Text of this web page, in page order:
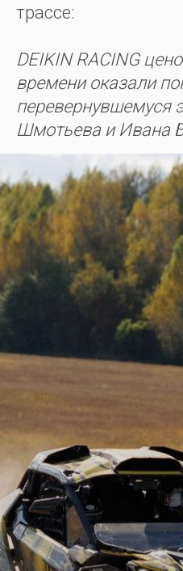
трассе:
DEIKIN RACING
времени оказали
перевернувшемуся
Шмотьева и Ивана